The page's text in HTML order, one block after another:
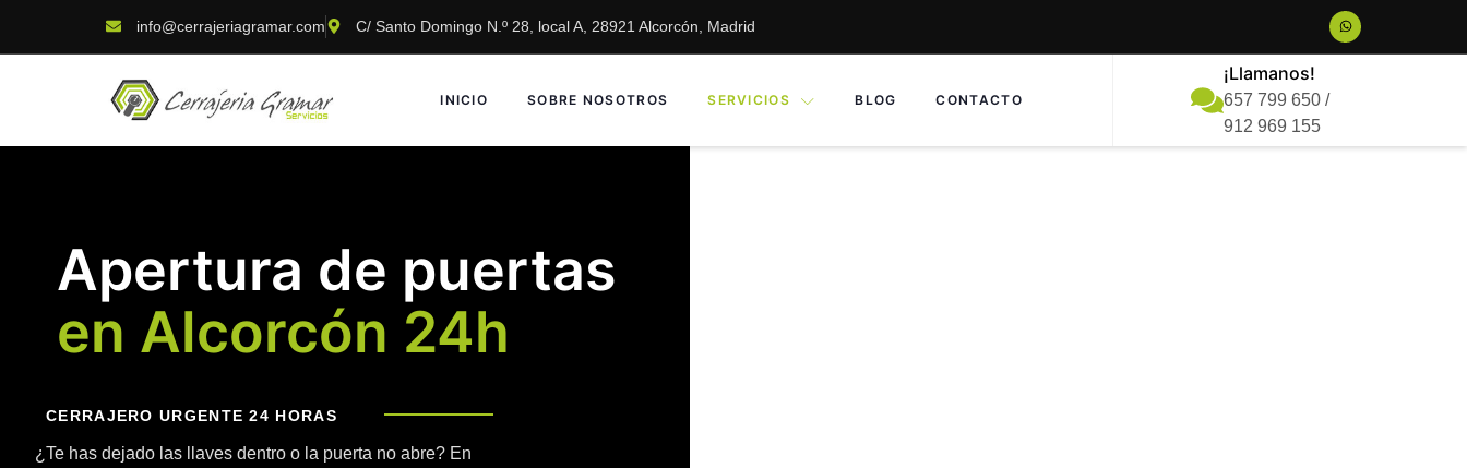
info@cerrajeriagramar.com C/ Santo Domingo N.º 28, local A, 28921 Alcorcón, Madrid
INICIO SOBRE NOSOTROS SERVICIOS BLOG CONTACTO
¡Llamanos!
657 799 650 /
912 969 155
Apertura de puertas
en Alcorcón 24h
CERRAJERO URGENTE 24 HORAS
¿Te has dejado las llaves dentro o la puerta no abre? En